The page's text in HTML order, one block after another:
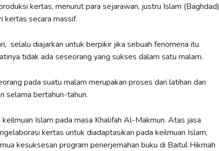
kertas, menurut para sejarawan, justru Islam (Baghdad)
kertas secara massif.
selalu diajarkan untuk berpikir jika sebuah fenomena itu
tidak ada seseorang yang sukses dalam satu malam.
pada suatu malam merupakan proses dari latihan dan
selama bertahun-tahun.
Islam pada masa Khalifah Al-Makmun. Atas jasa
kertas untuk diadaptasikan pada keilmuan Islam,
kesuksesan program penerjemahan buku di Baitul Hikmah